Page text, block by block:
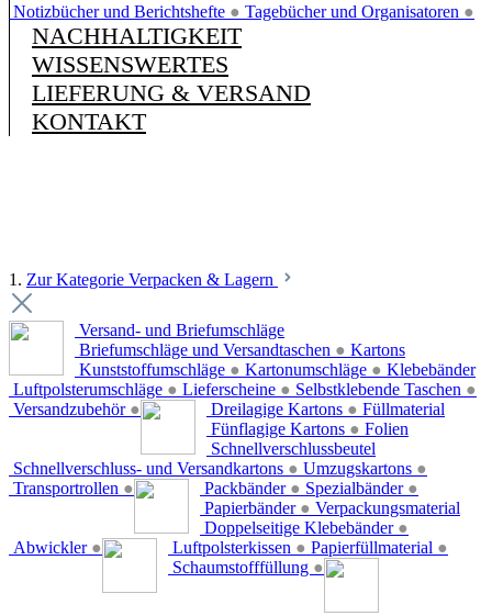
Notizbücher und Berichtshefte ● Tagebücher und Organisatoren ●
NACHHALTIGKEIT
WISSENSWERTES
LIEFERUNG & VERSAND
KONTAKT
1. Zur Kategorie Verpacken & Lagern
Versand- und Briefumschläge
Briefumschläge und Versandtaschen ●
Kunststoffumschläge ● Kartonumschläge ●
Luftpolsterumschläge ● Lieferscheine ● Selbstklebende Taschen ●
Versandzubehör ●
Kartons
Dreilagige Kartons ●
Fünflagige Kartons ●
Schnellverschluss- und Versandkartons ● Umzugskartons ●
Transportrollen ●
Klebebänder
Packbänder ● Spezialbänder ●
Papierbänder ●
Doppelseitige Klebebänder ●
Abwickler ●
Füllmaterial
Luftpolsterkissen ● Papierfüllmaterial ●
Schaumstofffüllung ●
Folien
Schnellverschlussbeutel
Verpackungsmaterial